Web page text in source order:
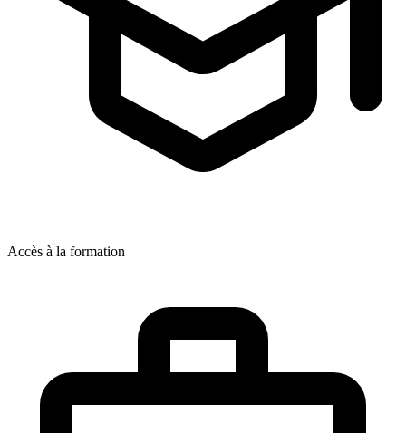
Accès à la formation